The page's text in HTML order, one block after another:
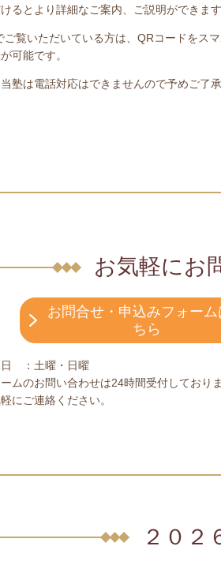
るとより詳細なご案内、ご説明ができます
ご覧いただいている方は、QRコードをス
可能です。
塾は電話対応はできませんので予めご了承
お気軽にお
お問合せ・申込みフォーム
ちら
日 ：土曜・日曜
ムのお問い合わせは24時間受付しており
にご連絡ください。
２０２